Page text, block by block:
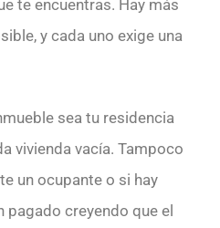
te encuentras. Hay más
y cada uno exige una
sea tu residencia
vivienda vacía. Tampoco
un ocupante o si hay
pagado creyendo que el